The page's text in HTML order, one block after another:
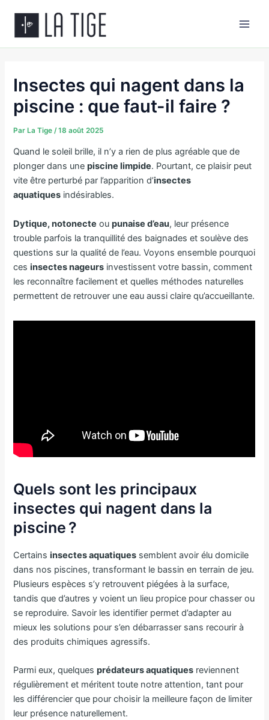
contenu
Insectes qui nagent dans la
piscine : que faut-il faire ?
Par La Tige/18 août 2025
Quand le soleil brille, il n’y a rien de plus agréable que de
plonger dans unepiscine limpide. Pourtant, ce plaisir peut
vite être perturbé par l’apparition d’insectes
aquatiques indésirables.
Dytique, notonecte oupunaise d’eau, leur présence
trouble parfois la tranquillité des baignades et soulève des
questions sur la qualité de l’eau. Voyons ensemble pourquoi
cesinsectes nageurs investissent votre bassin, comment
les reconnaître facilement et quelles méthodes naturelles
permettent de retrouver une eau aussi claire qu’accueillante.
Quels sont les principaux
insectes qui nagent dans la
piscine ?
Certainsinsectes aquatiques semblent avoir élu domicile
dans nos piscines, transformant le bassin en terrain de jeu.
Plusieurs espèces s’y retrouvent piégées à la surface,
tandis que d’autres y voient un lieu propice pour chasser ou
se reproduire. Savoir les identifier permet d’adapter au
mieux les solutions pour s’en débarrasser sans recourir à
des produits chimiques agressifs.
Parmi eux, quelquesprédateurs aquatiques reviennent
régulièrement et méritent toute notre attention, tant pour
les différencier que pour choisir la meilleure façon de limiter
leur présence naturellement.